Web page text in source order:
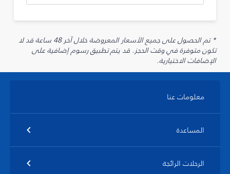
* تم الحصول على جميع الأسعار المعروضة خلال آخر 48 ساعة قد لا
تكون متوفرة في وقت الحجز. قد يتم تطبيق رسوم إضافية على
الإضافات الاختيارية.
معلومات عنا
المساعدة
الرحلات الرائجة